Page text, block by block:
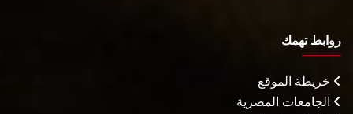
روابط تهمك
خريطة الموقع
الجامعات المصرية